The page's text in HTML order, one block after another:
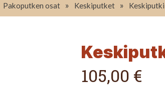
Pakoputken osat » Keskiputket »
105,00 €